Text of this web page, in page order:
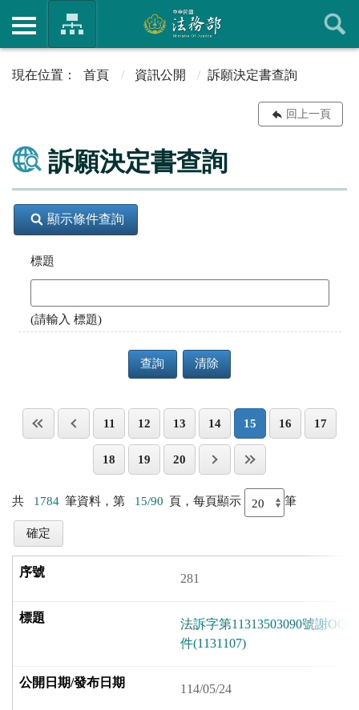
首頁 資訊公開 訴願決定書查詢
回上一頁
訴願決定書查詢
顯示條件查詢
標題
(請輸入 標題)
查詢 清除
11 12 13 14 15 16 17
18 19 20
共 1784 筆資料，第 15/90 頁，每頁顯示 筆
281
法訴字第11313503090號謝OO
件(1131107)
114/05/24